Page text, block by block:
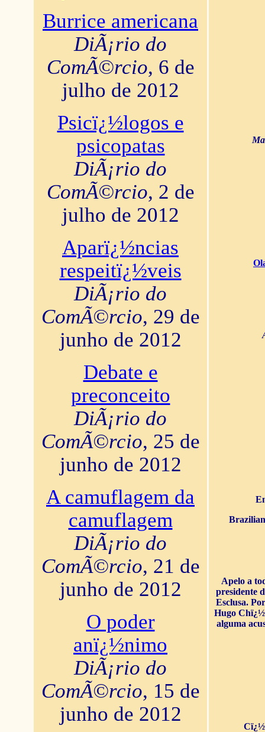
Burrice americana
DiÃ¡rio do
ComÃ©rcio, 6 de
julho de 2012
Psicï¿½logos e
psicopatas
DiÃ¡rio do
ComÃ©rcio, 2 de
julho de 2012
Aparï¿½ncias
respeitï¿½veis
DiÃ¡rio do
ComÃ©rcio, 29 de
junho de 2012
Debate e
preconceito
DiÃ¡rio do
ComÃ©rcio, 25 de
junho de 2012
A camuflagem da
camuflagem
DiÃ¡rio do
ComÃ©rcio, 21 de
junho de 2012
O poder
anï¿½nimo
DiÃ¡rio do
ComÃ©rcio, 15 de
junho de 2012
Apelo a
presidente
Esclusa.
Hugo
alguma